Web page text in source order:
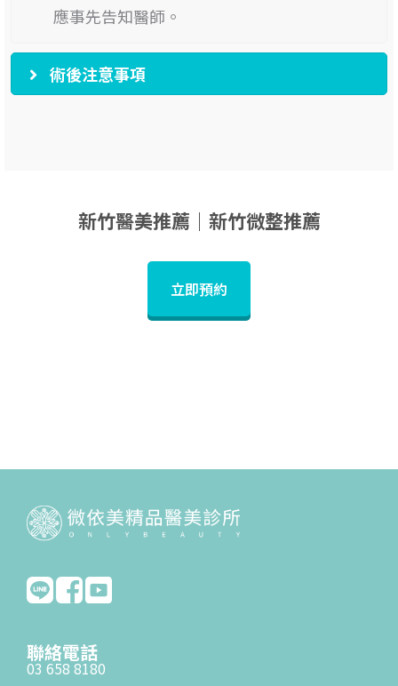
應事先告知醫師。
術後注意事項
新竹醫美推薦｜新竹微整推薦
立即預約
聯絡電話
03 658 8180